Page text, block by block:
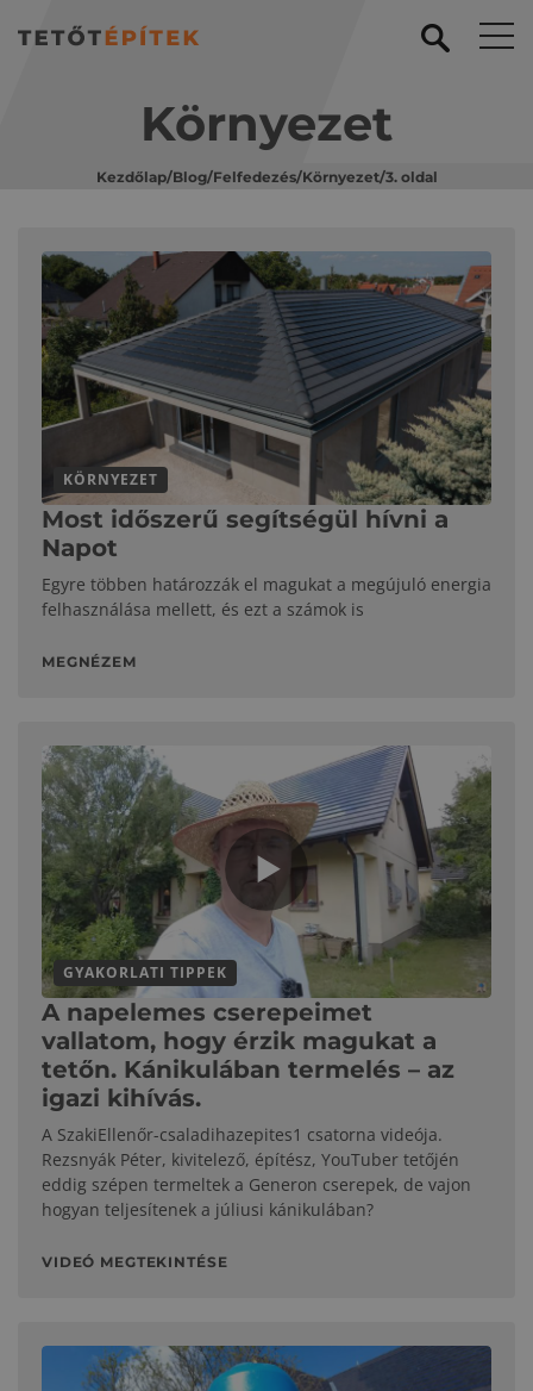
Környezet
Kezdőlap/Blog/Felfedezés/Környezet/3. oldal
KÖRNYEZET
Most időszerű segítségül hívni a
Napot
Egyre többen határozzák el magukat a megújuló energia
felhasználása mellett, és ezt a számok is
MEGNÉZEM
GYAKORLATI TIPPEK
A napelemes cserepeimet
vallatom, hogy érzik magukat a
tetőn. Kánikulában termelés – az
igazi kihívás.
A SzakiEllenőr-csaladihazepites1 csatorna videója.
Rezsnyák Péter, kivitelező, építész, YouTuber tetőjén
eddig szépen termeltek a Generon cserepek, de vajon
hogyan teljesítenek a júliusi kánikulában?
VIDEÓ MEGTEKINTÉSE